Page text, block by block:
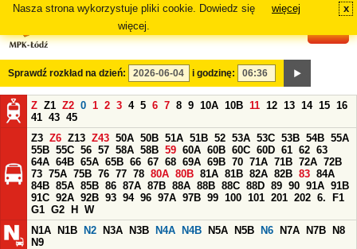
Nasza strona wykorzystuje pliki cookie. Dowiedz się
więcej.
więcej x
Sprawdź rozkład na dzień: i godzinę:
Z Z1 Z2 0 1 2 3 4 5 6 7 8 9 10A 10B 11 12 13 14 15 16
41 43 45
Z3 Z6 Z13 Z43 50A 50B 51A 51B 52 53A 53C 53B 54B 55A
55B 55C 56 57 58A 58B 59 60A 60B 60C 60D 61 62 63
64A 64B 65A 65B 66 67 68 69A 69B 70 71A 71B 72A 72B
73 75A 75B 76 77 78 80A 80B 81A 81B 82A 82B 83 84A
84B 85A 85B 86 87A 87B 88A 88B 88C 88D 89 90 91A 91B
91C 92A 92B 93 94 96 97A 97B 99 100 101 201 202 6.
F1
G1 G2 H
W
N1A
N1B N2 N3A N3B N4A N4B N5A N5B N6 N7A N7B
N8
N9